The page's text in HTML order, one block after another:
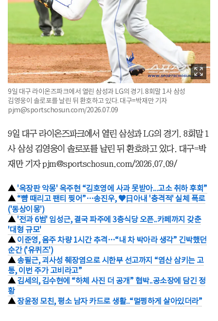
9일 대구 라이온즈파크에서 열린 삼성과 LG의 경기. 8회말 1사 삼성
김영웅이 솔로포를 날린 뒤 환호하고 있다. 대구=박재만 기자
pjm@sportschosun.com/2026.07.09
9일 대구 라이온즈파크에서 열린 삼성과 LG의 경기. 8회말 1
사 삼성 김영웅이 솔로포를 날린 뒤 환호하고 있다. 대구=박
재만 기자 pjm@sportschosun.com/2026.07.09/
▲ '옥장판 악몽' 옥주현 “김호영에 사과 못받아...고소 취하 후회”
▲ “뺨 때리고 팬티 찢어”…송진우, ♥日아내 '충격적' 실체 폭로
('동상이몽')
▲ '전과 6범' 임성근, 결국 파주에 3층식당 오픈..카페까지 갖춘
'대형 규모'
▲ 이준영, 음주 차량 1시간 추격…“내 차 박아라 생각” 긴박했던
순간 ('유퀴즈')
▲ 송필근, 괴사성 췌장염으로 시한부 선고까지 “염산 삼키는 고
통, 이번 주가 고비라고”
▲ 김세의, 김수현에 “하체 사진 더 공개” 협박..공소장에 담긴 정
황
▲ 장윤정 모친, 평소 남자 카드로 생활..“멀쩡하게 살아있더라”